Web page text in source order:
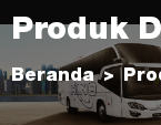
Produk
Beranda